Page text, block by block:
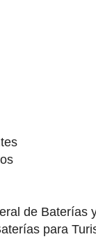
de Baterías
para